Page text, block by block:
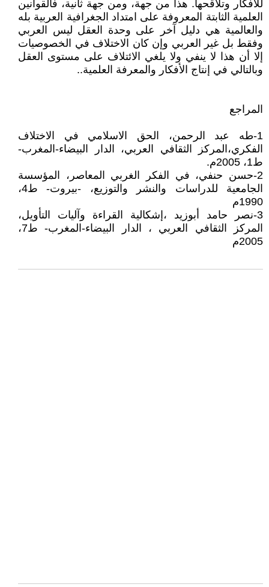
للأفكار وتلاقحها. هذا من جهة، ومن جهة ثانية، فالقوانين
العلمية الثابتة المعروفة على امتداد الجغرافية العربية بله
والعالمية هي دليل آخر على وحدة العقل ليس العربي
وفقط بل غير العربي وإن كان الاختلاف في الخصوصيات
إلا أن هذا لا ينفي ولا يلغي الائتلاف على مستوى العقل
وبالتالي في إنتاج الأفكار والمعرفة العلمية..
المراجع
1-طه عبد الرحمن، الحق الاسلامي في الاختلاف
الفكري،المركز الثقافي العربي، الدار البيضاء-المغرب-
ط1، 2005م.
2-حسن حنفي، في الفكر الغربي المعاصر، المؤسسة
الجامعية للدراسات والنشر والتوزيع، -بيروت- ط4،
1990م
3-نصر حامد أبوزيد ،إشكالية القراءة وآليات التأويل،
المركز الثقافي العربي ، الدار البيضاء-المغرب- ط7،
2005م